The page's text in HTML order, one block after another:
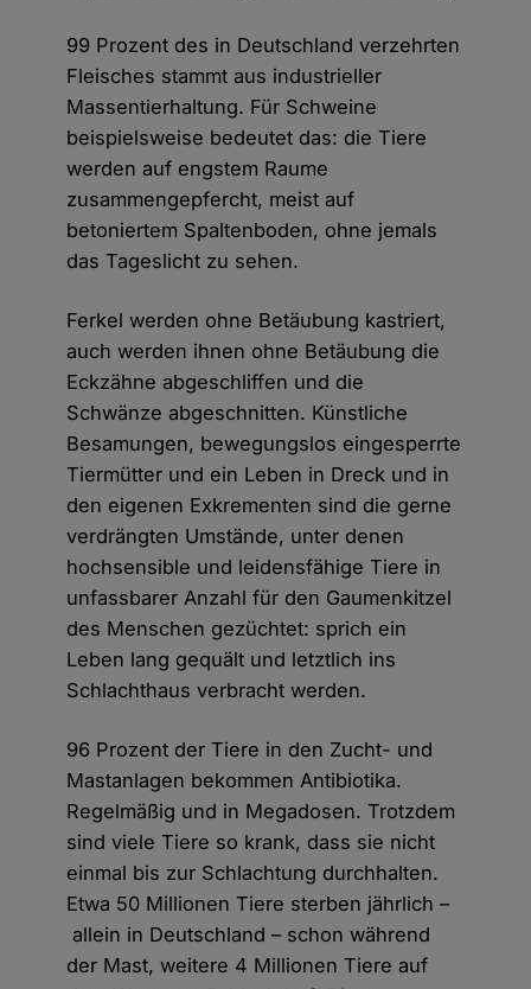
99 Prozent des in Deutschland verzehrten
Fleisches stammt aus industrieller
Massentierhaltung. Für Schweine
beispielsweise bedeutet das: die Tiere
werden auf engstem Raume
zusammengepfercht, meist auf
betoniertem Spaltenboden, ohne jemals
das Tageslicht zu sehen.
Ferkel werden ohne Betäubung kastriert,
auch werden ihnen ohne Betäubung die
Eckzähne abgeschliffen und die
Schwänze abgeschnitten. Künstliche
Besamungen, bewegungslos eingesperrte
Tiermütter und ein Leben in Dreck und in
den eigenen Exkrementen sind die gerne
verdrängten Umstände, unter denen
hochsensible und leidensfähige Tiere in
unfassbarer Anzahl für den Gaumenkitzel
des Menschen gezüchtet: sprich ein
Leben lang gequält und letztlich ins
Schlachthaus verbracht werden.
96 Prozent der Tiere in den Zucht- und
Mastanlagen bekommen Antibiotika.
Regelmäßig und in Megadosen. Trotzdem
sind viele Tiere so krank, dass sie nicht
einmal bis zur Schlachtung durchhalten.
Etwa 50 Millionen Tiere sterben jährlich –
allein in Deutschland – schon während
der Mast, weitere 4 Millionen Tiere auf